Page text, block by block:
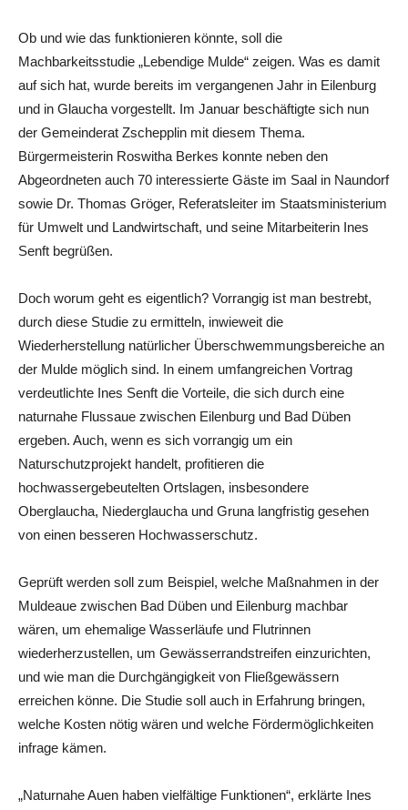
Ob und wie das funktionieren könnte, soll die
Machbarkeitsstudie „Lebendige Mulde“ zeigen. Was es damit
auf sich hat, wurde bereits im vergangenen Jahr in Eilenburg
und in Glaucha vorgestellt. Im Januar beschäftigte sich nun
der Gemeinderat Zschepplin mit diesem Thema.
Bürgermeisterin Roswitha Berkes konnte neben den
Abgeordneten auch 70 interessierte Gäste im Saal in Naundorf
sowie Dr. Thomas Gröger, Referatsleiter im Staatsministerium
für Umwelt und Landwirtschaft, und seine Mitarbeiterin Ines
Senft begrüßen.
Doch worum geht es eigentlich? Vorrangig ist man bestrebt,
durch diese Studie zu ermitteln, inwieweit die
Wiederherstellung natürlicher Überschwemmungsbereiche an
der Mulde möglich sind. In einem umfangreichen Vortrag
verdeutlichte Ines Senft die Vorteile, die sich durch eine
naturnahe Flussaue zwischen Eilenburg und Bad Düben
ergeben. Auch, wenn es sich vorrangig um ein
Naturschutzprojekt handelt, profitieren die
hochwassergebeutelten Ortslagen, insbesondere
Oberglaucha, Niederglaucha und Gruna langfristig gesehen
von einen besseren Hochwasserschutz.
Geprüft werden soll zum Beispiel, welche Maßnahmen in der
Muldeaue zwischen Bad Düben und Eilenburg machbar
wären, um ehemalige Wasserläufe und Flutrinnen
wiederherzustellen, um Gewässerrandstreifen einzurichten,
und wie man die Durchgängigkeit von Fließgewässern
erreichen könne. Die Studie soll auch in Erfahrung bringen,
welche Kosten nötig wären und welche Fördermöglichkeiten
infrage kämen.
„Naturnahe Auen haben vielfältige Funktionen“, erklärte Ines